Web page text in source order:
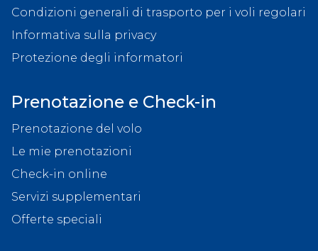
Condizioni generali di trasporto per i voli regolari
Informativa sulla privacy
Protezione degli informatori
Prenotazione e Check-in
Prenotazione del volo
Le mie prenotazioni
Check-in online
Servizi supplementari
Offerte speciali